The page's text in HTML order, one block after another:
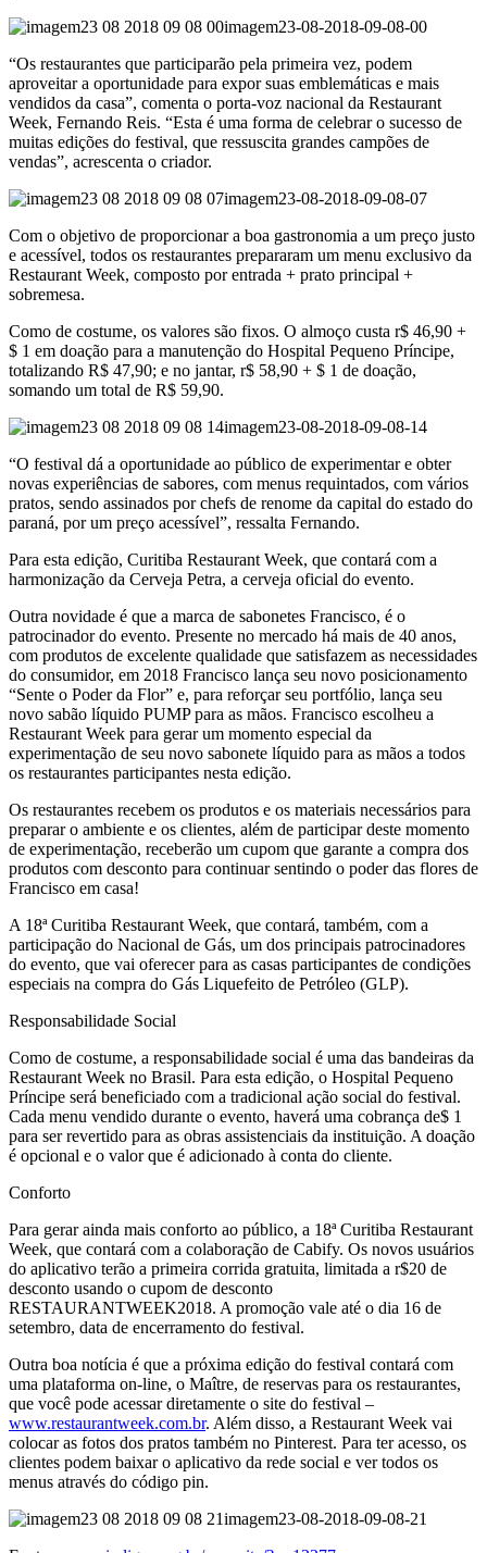
imagem23-08-2018-09-08-00
“Os restaurantes que participarão pela primeira vez, podem
aproveitar a oportunidade para expor suas emblemáticas e mais
vendidos da casa”, comenta o porta-voz nacional da Restaurant
Week, Fernando Reis. “Esta é uma forma de celebrar o sucesso de
muitas edições do festival, que ressuscita grandes campões de
vendas”, acrescenta o criador.
imagem23-08-2018-09-08-07
Com o objetivo de proporcionar a boa gastronomia a um preço justo
e acessível, todos os restaurantes prepararam um menu exclusivo da
Restaurant Week, composto por entrada + prato principal +
sobremesa.
Como de costume, os valores são fixos. O almoço custa r$ 46,90 +
$ 1 em doação para a manutenção do Hospital Pequeno Príncipe,
totalizando R$ 47,90; e no jantar, r$ 58,90 + $ 1 de doação,
somando um total de R$ 59,90.
imagem23-08-2018-09-08-14
“O festival dá a oportunidade ao público de experimentar e obter
novas experiências de sabores, com menus requintados, com vários
pratos, sendo assinados por chefs de renome da capital do estado do
paraná, por um preço acessível”, ressalta Fernando.
Para esta edição, Curitiba Restaurant Week, que contará com a
harmonização da Cerveja Petra, a cerveja oficial do evento.
Outra novidade é que a marca de sabonetes Francisco, é o
patrocinador do evento. Presente no mercado há mais de 40 anos,
com produtos de excelente qualidade que satisfazem as necessidades
do consumidor, em 2018 Francisco lança seu novo posicionamento
“Sente o Poder da Flor” e, para reforçar seu portfólio, lança seu
novo sabão líquido PUMP para as mãos. Francisco escolheu a
Restaurant Week para gerar um momento especial da
experimentação de seu novo sabonete líquido para as mãos a todos
os restaurantes participantes nesta edição.
Os restaurantes recebem os produtos e os materiais necessários para
preparar o ambiente e os clientes, além de participar deste momento
de experimentação, receberão um cupom que garante a compra dos
produtos com desconto para continuar sentindo o poder das flores de
Francisco em casa!
A 18ª Curitiba Restaurant Week, que contará, também, com a
participação do Nacional de Gás, um dos principais patrocinadores
do evento, que vai oferecer para as casas participantes de condições
especiais na compra do Gás Liquefeito de Petróleo (GLP).
Responsabilidade Social
Como de costume, a responsabilidade social é uma das bandeiras da
Restaurant Week no Brasil. Para esta edição, o Hospital Pequeno
Príncipe será beneficiado com a tradicional ação social do festival.
Cada menu vendido durante o evento, haverá uma cobrança de$ 1
para ser revertido para as obras assistenciais da instituição. A doação
é opcional e o valor que é adicionado à conta do cliente.
Conforto
Para gerar ainda mais conforto ao público, a 18ª Curitiba Restaurant
Week, que contará com a colaboração de Cabify. Os novos usuários
do aplicativo terão a primeira corrida gratuita, limitada a r$20 de
desconto usando o cupom de desconto
RESTAURANTWEEK2018. A promoção vale até o dia 16 de
setembro, data de encerramento do festival.
Outra boa notícia é que a próxima edição do festival contará com
uma plataforma on-line, o Maître, de reservas para os restaurantes,
que você pode acessar diretamente o site do festival –
www.restaurantweek.com.br. Além disso, a Restaurant Week vai
colocar as fotos dos pratos também no Pinterest. Para ter acesso, os
clientes podem baixar o aplicativo da rede social e ver todos os
menus através do código pin.
imagem23-08-2018-09-08-21